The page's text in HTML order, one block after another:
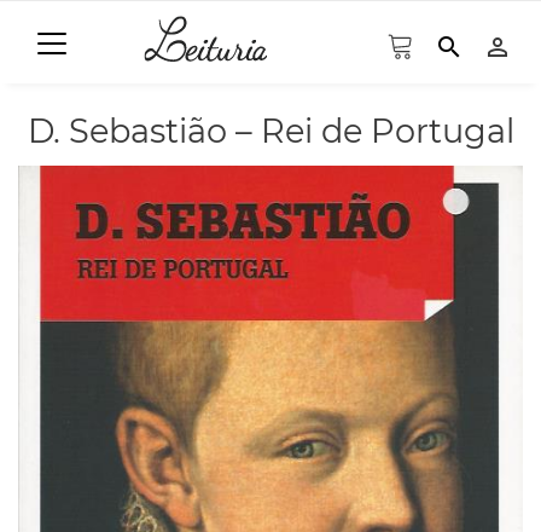
search person_outline
D. Sebastião – Rei de Portugal